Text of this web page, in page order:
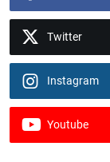
Twitter
Instagram
Youtube